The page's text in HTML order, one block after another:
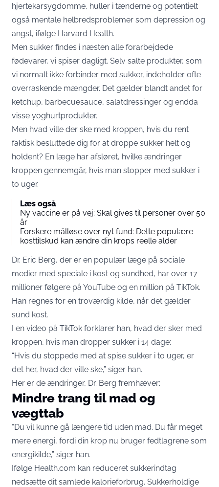
hjertekarsygdomme, huller i tænderne og potentielt
også mentale helbredsproblemer som depression og
angst, ifølge Harvard Health.
Men sukker findes i næsten alle forarbejdede
fødevarer, vi spiser dagligt. Selv salte produkter, som
vi normalt ikke forbinder med sukker, indeholder ofte
overraskende mængder. Det gælder blandt andet for
ketchup, barbecuesauce, salatdressinger og endda
visse yoghurtprodukter.
Men hvad ville der ske med kroppen, hvis du rent
faktisk besluttede dig for at droppe sukker helt og
holdent? En læge har afsløret, hvilke ændringer
kroppen gennemgår, hvis man stopper med sukker i
to uger.
Læs også
Ny vaccine er på vej: Skal gives til personer over 50
år
Forskere målløse over nyt fund: Dette populære
kosttilskud kan ændre din krops reelle alder
Dr. Eric Berg, der er en populær læge på sociale
medier med speciale i kost og sundhed, har over 17
millioner følgere på YouTube og en million på TikTok.
Han regnes for en troværdig kilde, når det gælder
sund kost.
I en video på TikTok forklarer han, hvad der sker med
kroppen, hvis man dropper sukker i 14 dage:
“Hvis du stoppede med at spise sukker i to uger, er
det her, hvad der ville ske,” siger han.
Her er de ændringer, Dr. Berg fremhæver:
Mindre trang til mad og
vægttab
“Du vil kunne gå længere tid uden mad. Du får meget
mere energi, fordi din krop nu bruger fedtlagrene som
energikilde,” siger han.
Ifølge Health.com kan reduceret sukkerindtag
nedsætte dit samlede kalorieforbrug. Sukkerholdige